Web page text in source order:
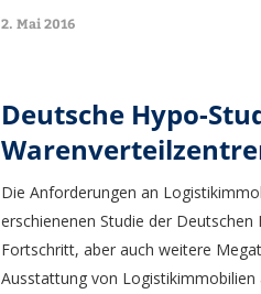
2. Mai 2016
Deutsche Hypo-
Die Anforderungen an
erschienenen Studie der
Fortschritt, aber auch weitere
Ausstattung von Logistikimmobilien